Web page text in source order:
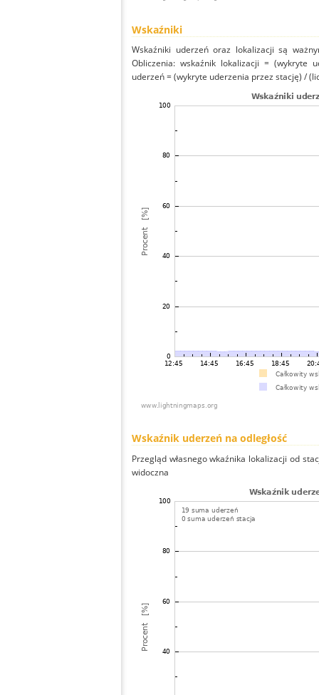
Wskaźniki
Wskaźniki uderzeń oraz lokalizacji są
Obliczenia: wskaźnik lokalizacji = (wykryte
uderzeń = (wykryte uderzenia przez stację) /
Wskaźnik uderzeń na odległość
Przegląd własnego wkaźnika lokalizacji od
widoczna